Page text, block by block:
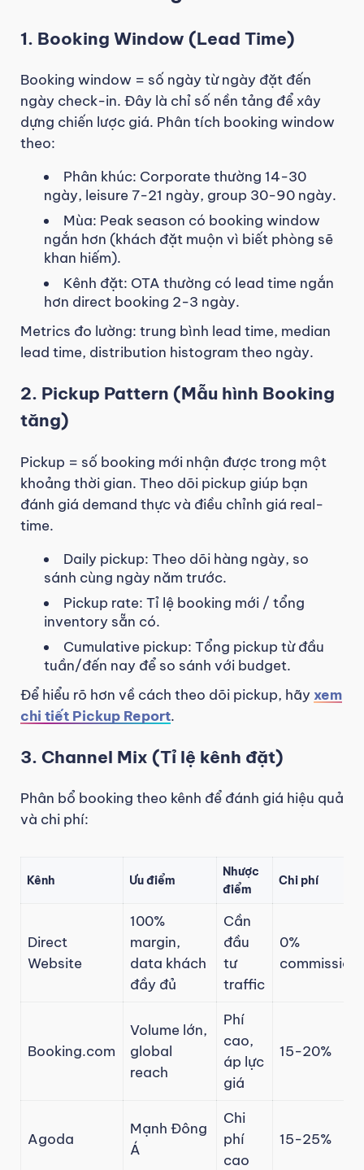
1. Booking Window (Lead Time)
Booking window = số ngày từ ngày đặt đến
ngày check-in. Đây là chỉ số nền tảng để xây
dựng chiến lược giá. Phân tích booking window
theo:
Phân khúc: Corporate thường 14-30
ngày, leisure 7-21 ngày, group 30-90 ngày.
Mùa: Peak season có booking window
ngắn hơn (khách đặt muộn vì biết phòng sẽ
khan hiếm).
Kênh đặt: OTA thường có lead time ngắn
hơn direct booking 2-3 ngày.
Metrics đo lường: trung bình lead time, median
lead time, distribution histogram theo ngày.
2. Pickup Pattern (Mẫu hình Booking
tăng)
Pickup = số booking mới nhận được trong một
khoảng thời gian. Theo dõi pickup giúp bạn
đánh giá demand thực và điều chỉnh giá real-
time.
Daily pickup: Theo dõi hàng ngày, so
sánh cùng ngày năm trước.
Pickup rate: Tỉ lệ booking mới / tổng
inventory sẵn có.
Cumulative pickup: Tổng pickup từ đầu
tuần/đến nay để so sánh với budget.
Để hiểu rõ hơn về cách theo dõi pickup, hãy xem
chi tiết Pickup Report.
3. Channel Mix (Tỉ lệ kênh đặt)
Phân bổ booking theo kênh để đánh giá hiệu quả
và chi phí:
Kênh Ưu điểm
Nhược
điểm
Chi phí
Direct
Website
100%
margin,
data khách
đầy đủ
Cần
đầu
tư
traffic
0%
commission
Booking.com
Volume lớn,
global
reach
Phí
cao,
áp lực
giá
15-20%
Agoda
Mạnh Đông
Á
Chi
phí
cao
15-25%